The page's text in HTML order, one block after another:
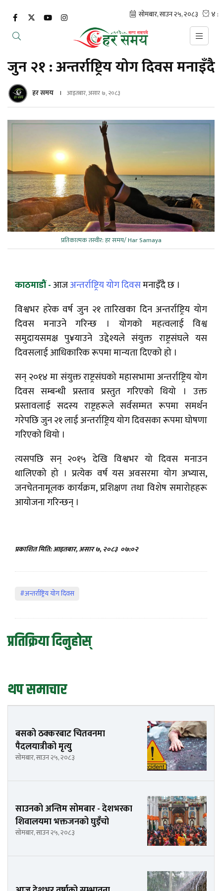
जुन २१ : अन्तर्राष्ट्रिय योग दिवस मनाइँदै
हर समय आइतबार, असार ७, २०८३
प्रतिकात्मक तस्वीर: हर समय/ Har Samaya
काठमाडौं -आजअन्तर्राष्ट्रिय योग दिवसमनाइँदै छ ।
विश्वभर हरेक वर्ष जुन २१ तारिखका दिन अन्तर्राष्ट्रिय योग
दिवस मनाउने गरिन्छ । योगको महत्वलाई विश्व
समुदायसमक्ष पु¥याउने उद्देश्यले संयुक्त राष्ट्रसंघले यस
दिवसलाई आधिकारिक रूपमा मान्यता दिएको हो ।
सन् २०१४ मा संयुक्त राष्ट्रसंघको महासभामा अन्तर्राष्ट्रिय योग
दिवस सम्बन्धी प्रस्ताव प्रस्तुत गरिएको थियो । उक्त
प्रस्तावलाई सदस्य राष्ट्रहरूले सर्वसम्मत रूपमा समर्थन
गरेपछि जुन २१ लाई अन्तर्राष्ट्रिय योग दिवसका रूपमा घोषणा
गरिएको थियो ।
त्यसपछि सन् २०१५ देखि विश्वभर यो दिवस मनाउन
थालिएको हो । प्रत्येक वर्ष यस अवसरमा योग अभ्यास,
जनचेतनामूलक कार्यक्रम, प्रशिक्षण तथा विशेष समारोहहरू
आयोजना गरिन्छन् ।
प्रकाशित मिति: आइतबार, असार ७, २०८३ ०७:०२
#अन्तर्राष्ट्रिय योग दिवस
प्रतिक्रिया दिनुहोस्
थप समाचार
बसको ठक्करबाट चितवनमा
पैदलयात्रीको मृत्यु
सोमबार, साउन २५, २०८३
साउनको अन्तिम सोमबार - देशभरका
शिवालयमा भक्तजनको घुइँचो
सोमबार, साउन २५, २०८३